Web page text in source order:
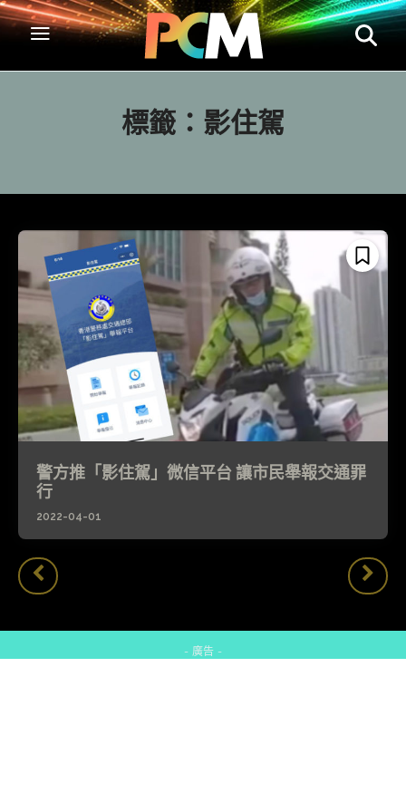
標籤： 影住駕
警方推「影住駕」微信平台 讓市民舉報交通罪
行
2022-04-01
- 廣告 -